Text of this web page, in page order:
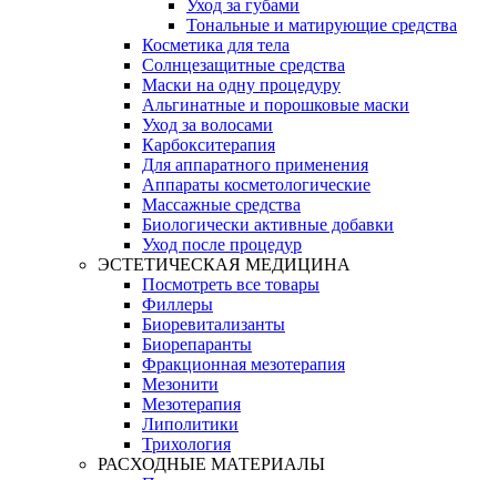
Уход за губами
Тональные и матирующие средства
Косметика для тела
Солнцезащитные средства
Маски на одну процедуру
Альгинатные и порошковые маски
Уход за волосами
Карбокситерапия
Для аппаратного применения
Аппараты косметологические
Массажные средства
Биологически активные добавки
Уход после процедур
ЭСТЕТИЧЕСКАЯ МЕДИЦИНА
Посмотреть все товары
Филлеры
Биоревитализанты
Биорепаранты
Фракционная мезотерапия
Мезонити
Мезотерапия
Липолитики
Трихология
РАСХОДНЫЕ МАТЕРИАЛЫ